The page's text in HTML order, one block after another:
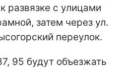
развязке с улицами
затем через ул.
переулок.
95 будут объезжать